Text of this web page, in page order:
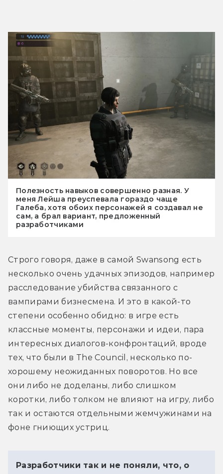
Полезность навыков совершенно разная. У
меня Лейша преуспевала гораздо чаще
Галеба, хотя обоих персонажей я создавал не
сам, а брал вариант, предложенный
разработчиками
Строго говоря, даже в самой Swansong есть
несколько очень удачных эпизодов, например
расследование убийства связанного с
вампирами бизнесмена. И это в какой-то
степени особенно обидно: в игре есть
классные моменты, персонажи и идеи, пара
интересных диалогов-конфронтаций, вроде
тех, что были в The Council, несколько по-
хорошему неожиданных поворотов. Но все
они либо не доделаны, либо слишком
коротки, либо толком не влияют на игру, либо
так и остаются отдельными жемчужинами на
фоне гниющих устриц.
Разработчики так и не поняли, что, о